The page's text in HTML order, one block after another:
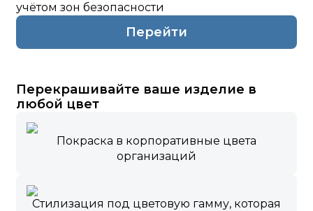
учётом зон безопасности
Перейти
Перекрашивайте ваше изделие в
любой цвет
Покраска в корпоративные цвета
организаций
Стилизация под цветовую гамму, которая